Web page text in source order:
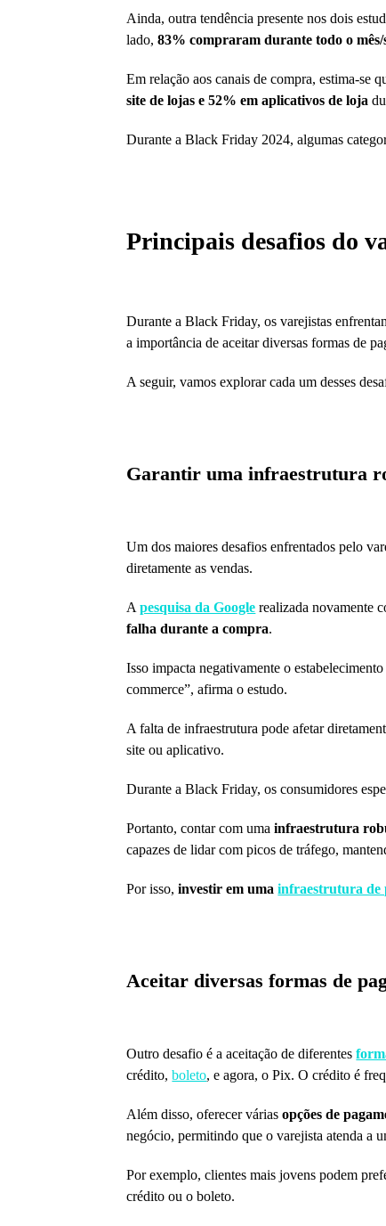
Ainda, outra tendência presente nos dois
lado,83% compraram durante todo o
Em relação aos canais de compra, estima-se
site de lojas e 52% em aplicativos de loja
Durante a Black Friday 2024, algumas
Principais desafios do
Durante a Black Friday, os varejistas
a importância de aceitar diversas formas de
A seguir, vamos explorar cada um desses
Garantir uma infraestrutura
Um dos maiores desafios enfrentados pelo
diretamente as vendas.
Apesquisa da Google realizada novamente
falha durante a compra.
Isso impacta negativamente o
commerce”, afirma o estudo.
A falta de infraestrutura pode afetar
site ou aplicativo.
Durante a Black Friday, os consumidores
Portanto, contar com umainfraestrutura
capazes de lidar com picos de tráfego,
Por isso,investir em umainfraestrutura de
Aceitar diversas formas de
Outro desafio é a aceitação de diferentes
crédito,boleto, e agora, o Pix. O crédito é
Além disso, oferecer váriasopções de
negócio, permitindo que o varejista atenda a
Por exemplo, clientes mais jovens podem
crédito ou o boleto.